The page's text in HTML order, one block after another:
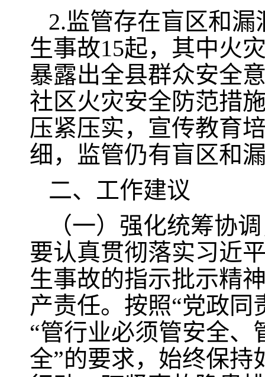
2.监管存在盲区和
生事故15起，其中火
暴露出全县群众安全
社区火灾安全防范措
压紧压实，宣传教育
细，监管仍有盲区和
二、工作建议
（一）强化统筹协
要认真贯彻落实习近
生事故的指示批示精
产责任。按照“党政
“管行业必须管安全
全”的要求，始终保